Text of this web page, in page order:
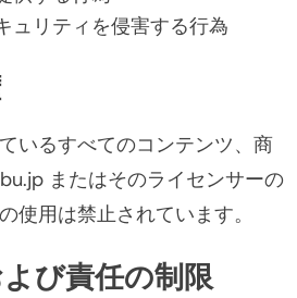
ュリティを侵害する行為
いるすべてのコンテンツ、商
またはそのライセンサーの
使用は禁止されています。
び責任の制限